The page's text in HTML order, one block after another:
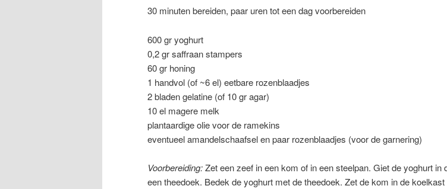
30 minuten bereiden, paar uren tot een dag voorbereiden
600 gr yoghurt
0,2 gr saffraan stampers
60 gr honing
1 handvol (of ~6 el) eetbare rozenblaadjes
2 bladen gelatine (of 10 gr agar)
10 el magere melk
plantaardige olie voor de ramekins
eventueel amandelschaafsel en paar rozenblaadjes (voor de garnering)
Voorbereiding:Zet een zeef in een kom of in een steelpan. Giet de yoghurt in
een theedoek. Bedek de yoghurt met de theedoek. Zet de kom in de koelkast